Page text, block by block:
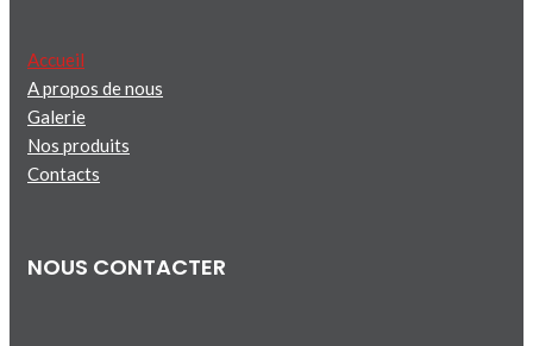
Accueil
A propos de nous
Galerie
Nos produits
Contacts
NOUS CONTACTER